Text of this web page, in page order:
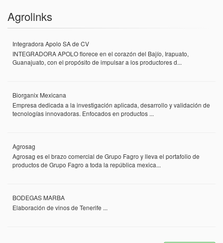
Agrolinks
Integradora Apolo SA de CV
INTEGRADORA APOLO florece en el corazón del Bajío, Irapuato,
Guanajuato, con el propósito de impulsar a los productores d...
Biorganix Mexicana
Empresa dedicada a la investigación aplicada, desarrollo y validación de
tecnologías innovadoras. Enfocados en productos ...
Agrosag
Agrosag es el brazo comercial de Grupo Fagro y lleva el portafolio de
productos de Grupo Fagro a toda la república mexica...
BODEGAS MARBA
Elaboración de vinos de Tenerife ...